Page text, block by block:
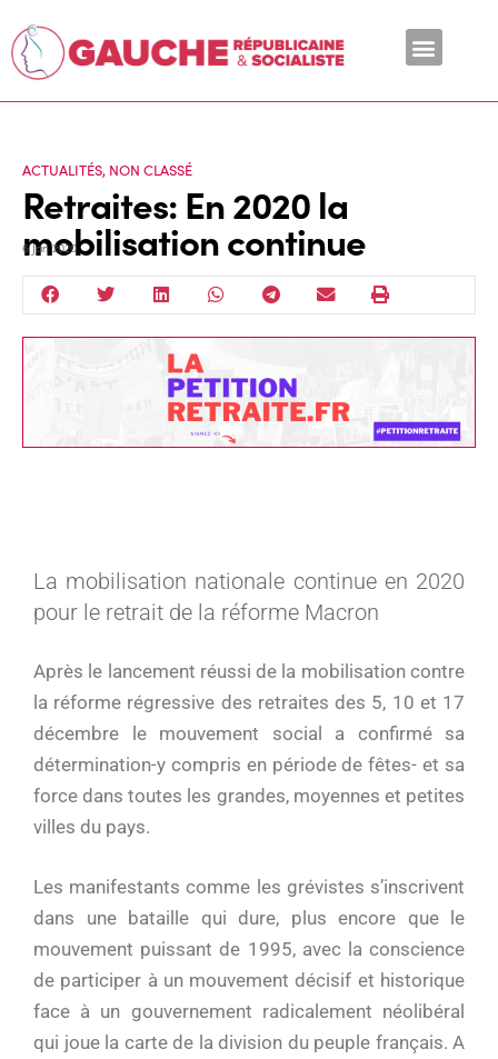
ACTUALITÉS, NON CLASSÉ
Retraites: En 2020 la
mobilisation continue
6 Jan 2020
La mobilisation nationale continue en 2020
pour le retrait de la réforme Macron
Après le lancement réussi de la mobilisation contre
la réforme régressive des retraites des 5, 10 et 17
décembre le mouvement social a confirmé sa
détermination-y compris en période de fêtes- et sa
force dans toutes les grandes, moyennes et petites
villes du pays.
Les manifestants comme les grévistes s’inscrivent
dans une bataille qui dure, plus encore que le
mouvement puissant de 1995, avec la conscience
de participer à un mouvement décisif et historique
face à un gouvernement radicalement néolibéral
qui joue la carte de la division du peuple français. A